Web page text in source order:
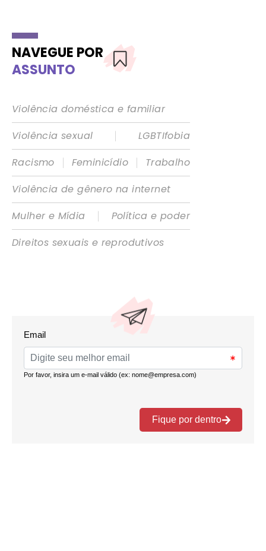
NAVEGUE POR
ASSUNTO
Violência doméstica e familiar
Violência sexual
|
LGBTIfobia
Racismo
| Feminicídio |
Trabalho
Violência de gênero na internet
Mulher e Mídia
|
Política e poder
Direitos sexuais e reprodutivos